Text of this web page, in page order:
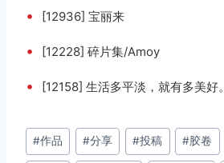
• [12936] 宝丽来
• [12228] 碎片集/Amoy
• [12158] 生活多平淡，就有多美好。
文
章
#作品 #分享 #投稿 #胶卷